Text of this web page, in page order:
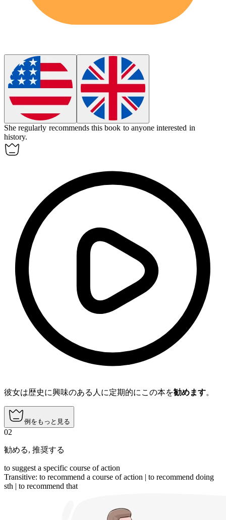
She regularly recommends this book to anyone interested in
history.
彼女は歴史に興味のある人に定期的にこの本を勧めます。
例をもっと見る
02
勧める, 推奨する
to suggest a specific course of action
Transitive: to recommend a course of action | to recommend doing
sth | to recommend that